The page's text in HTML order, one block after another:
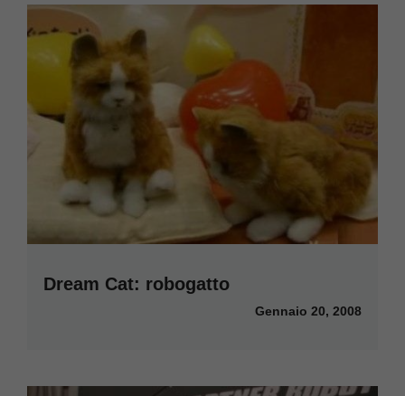
Dream Cat: robogatto
Gennaio 20, 2008